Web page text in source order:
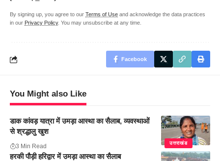
By signing up, you agree to our Terms of Use and acknowledge the data practices
in our Privacy Policy. You may unsubscribe at any time.
Facebook
You Might also Like
उत्तराखंड
डाक कांवड़ यात्रा में उमड़ा आस्था का सैलाब, व्यवस्थाओं
से श्रद्धालु खुश
3 Min Read
हरकी पौड़ी हरिद्वार में उमड़ा आस्था का सैलाब